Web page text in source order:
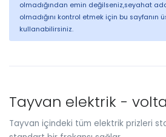
olmadığından emin değilseniz,seyahat
olmadığını kontrol etmek için bu sayfanın
kullanabilirsiniz.
Tayvan elektrik -
Tayvan içindeki tüm elektrik prizleri